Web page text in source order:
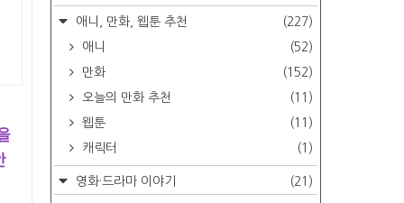
애니, 만화, 웹툰 추천
(227)
애니
(52)
만화
(152)
오늘의 만화 추천
(11)
웹툰
(11)
캐릭터
(1)
영화·드라마 이야기 (21)